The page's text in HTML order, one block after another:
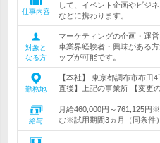
仕事内容
して、イベント企画やビジ
などに携わります。
対象と
なる方
マーケティングの企画・運
車業界経験者・興味がある
ップが可能です。
勤務地
【本社】 東京都調布市布
直後】上記の事業所 【変更
給与
月給460,000円～761,125円
む※試用期間3ヵ月（同条件）